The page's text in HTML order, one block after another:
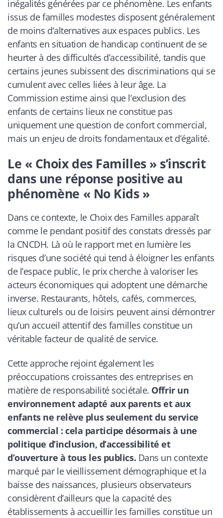
inégalités générées par ce phénomène. Les enfants
issus de familles modestes disposent généralement
de moins d’alternatives aux espaces publics. Les
enfants en situation de handicap continuent de se
heurter à des difficultés d’accessibilité, tandis que
certains jeunes subissent des discriminations qui se
cumulent avec celles liées à leur âge. La
Commission estime ainsi que l’exclusion des
enfants de certains lieux ne constitue pas
uniquement une question de confort commercial,
mais un enjeu de droits fondamentaux et d’égalité.
Le « Choix des Familles » s’inscrit
dans une réponse positive au
phénomène « No Kids »
Dans ce contexte, le Choix des Familles apparaît
comme le pendant positif des constats dressés par
la CNCDH. Là où le rapport met en lumière les
risques d’une société qui tend à éloigner les enfants
de l’espace public, le prix cherche à valoriser les
acteurs économiques qui adoptent une démarche
inverse. Restaurants, hôtels, cafés, commerces,
lieux culturels ou de loisirs peuvent ainsi démontrer
qu’un accueil attentif des familles constitue un
véritable facteur de qualité de service.
Cette approche rejoint également les
préoccupations croissantes des entreprises en
matière de responsabilité sociétale. Offrir un
environnement adapté aux parents et aux
enfants ne relève plus seulement du service
commercial : cela participe désormais à une
politique d’inclusion, d’accessibilité et
d’ouverture à tous les publics. Dans un contexte
marqué par le vieillissement démographique et la
baisse des naissances, plusieurs observateurs
considèrent d’ailleurs que la capacité des
établissements à accueillir les familles constitue un